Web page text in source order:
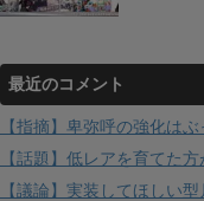
最近のコメント
【指摘】卑弥呼の強化は
【話題】低レアを育てた
【議論】実装してほしい